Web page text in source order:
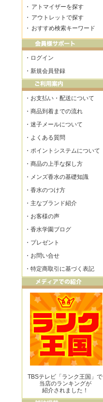
・ アトマイザーを探す
・ アウトレットで探す
・ おすすめ検索キーワード
・ ログイン
・ 新規会員登録
・ お支払い・配送について
・ 商品到着までの流れ
・ 迷子メールについて
・ よくある質問
・ ポイントシステムについて
・ 商品の上手な探し方
・ メンズ香水の基礎知識
・ 香水のつけ方
・ 主なブランド紹介
・ お客様の声
・ 香水学園ブログ
・ プレゼント
・ お問い合せ
・ 特定商取引に基づく表記
TBSテレビ「ランク王国」で
当店のランキングが
紹介されました！